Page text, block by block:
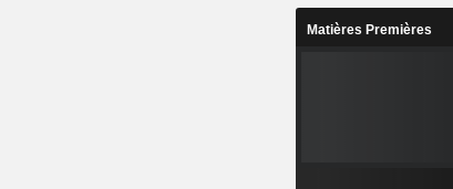
Matières Premières